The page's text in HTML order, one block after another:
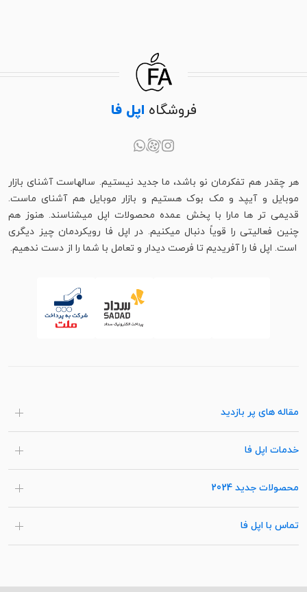
فروشگاه اپل فا
هر چقدر هم تفکرمان نو باشد، ما جدید نیستیم. سالهاست آشنای بازار
موبایل و آیپد و مک بوک هستیم و بازار موبایل هم آشنای ماست.
قدیمی تر ها مارا با پخش عمده محصولات اپل میشناسند. هنوز هم
چنین فعالیتی را قویاً دنبال میکنیم. در اپل فا رویکردمان چیز دیگری
است. اپل فا را آفریدیم تا فرصت دیدار و تعامل با شما را از دست ندهیم.
مقاله های پر بازدید
خدمات اپل فا
محصولات جدید 2024
تماس با اپل فا